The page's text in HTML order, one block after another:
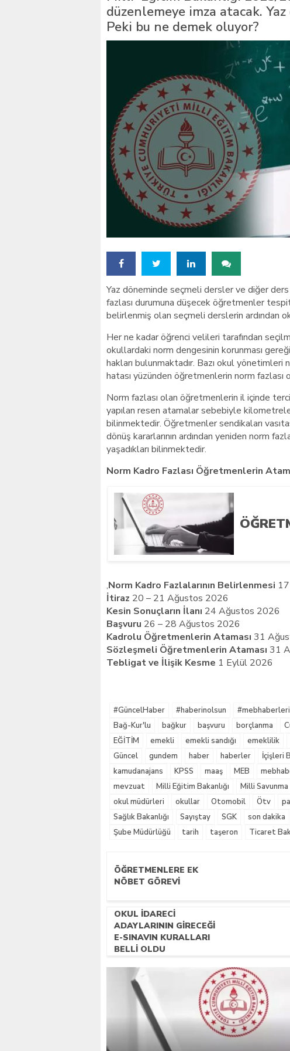
İstanbul’daki okullar için mescid
düzenlemeye imza atacak.
Peki bu ne demek oluyor?
Yaz döneminde seçmeli dersler ve diğer
fazlası durumuna düşecek öğretmenler
belirlenmiş olan seçmeli derslerin ardından
Her ne kadar öğrenci velileri tarafından
okullardaki norm dengesinin korunması
hakları bulunmaktadır. Bazı okul
hatası yüzünden öğretmenlerin norm fazlası
Norm fazlası olan öğretmenlerin il içinde
yapılan resen atamalar sebebiyle
bilinmektedir. Öğretmenler sendikaları
dönüş kararlarının ardından yeniden norm
yaşadıkları bilinmektedir.
Norm Kadro Fazlası Öğretmenlerin
,Norm Kadro Fazlalarının Belirlenmesi
İtiraz 20 – 21 Ağustos 2026
Kesin Sonuçların İlanı 24 Ağustos 2026
Başvuru 26 – 28 Ağustos 2026
Kadrolu Öğretmenlerin Ataması 31
Sözleşmeli Öğretmenlerin Ataması 31
Tebligat ve İlişik Kesme 1 Eylül 2026
#GüncelHaber #haberinolsun #mebhaberleri
Bağ-Kur'lu
bağkur başvuru borçlanma
EĞİTİM
emekli emekli sandığı emeklilik
Güncel
gundem haber haberler İçişleri
kamudanajans
KPSS maaş MEB
mevzuat
Milli Eğitim Bakanlığı Milli Savunma
okul müdürleri
okullar Otomobil Ötv
Sağlık Bakanlığı
Sayıştay SGK son dakika
Şube Müdürlüğü
tarih taşeron Ticaret
ÖĞRETMENLERE EK
NÖBET GÖREVI
OKUL İDARECI
ADAYLARININ GIRECEĞI
E-SINAVIN KURALLARI
BELLI OLDU